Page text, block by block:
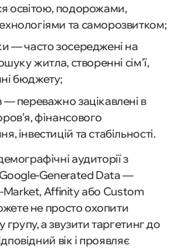
освітою, подорожами,
та саморозвитком;
— часто зосереджені на
житла, створенні сім’ї,
бюджету;
— переважно зацікавлені в
фінансового
інвестицій та стабільності.
аудиторії з
Generated Data —
Market, Affinity або Custom
не просто охопити
групу, а звузити таргетинг до
вік і проявляє